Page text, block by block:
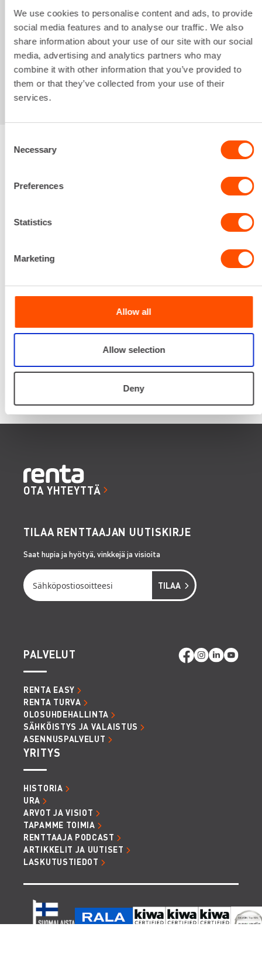
We use cookies to personalise content and ads, to provide
social media features and to analyse our traffic. We also
share information about your use of our site with our social
media, advertising and analytics partners who may
combine it with other information that you’ve provided to
them or that they’ve collected from your use of their
services.
Selection
Necessary
Preferences
Statistics
Marketing
Allow all
Allow selection
Deny
Sinua saattaisi
kiinnostaa myös
OTA YHTEYTTÄ
TILAA RENTTAAJAN UUTISKIRJE
Saat hupia ja hyötyä, vinkkejä ja visioita
PALVELUT
RENTA EASY
RENTA TURVA
OLOSUHDEHALLINTA
SÄHKÖISTYS JA VALAISTUS
ASENNUSPALVELUT
YRITYS
HISTORIA
URA
ARVOT JA VISIOT
TAPAMME TOIMIA
RENTTAAJA PODCAST
ARTIKKELIT JA UUTISET
LASKUTUSTIEDOT